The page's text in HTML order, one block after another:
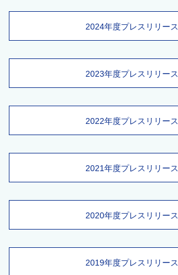
2024年度プレスリリース
2023年度プレスリリース
2022年度プレスリリース
2021年度プレスリリース
2020年度プレスリリース
2019年度プレスリリース